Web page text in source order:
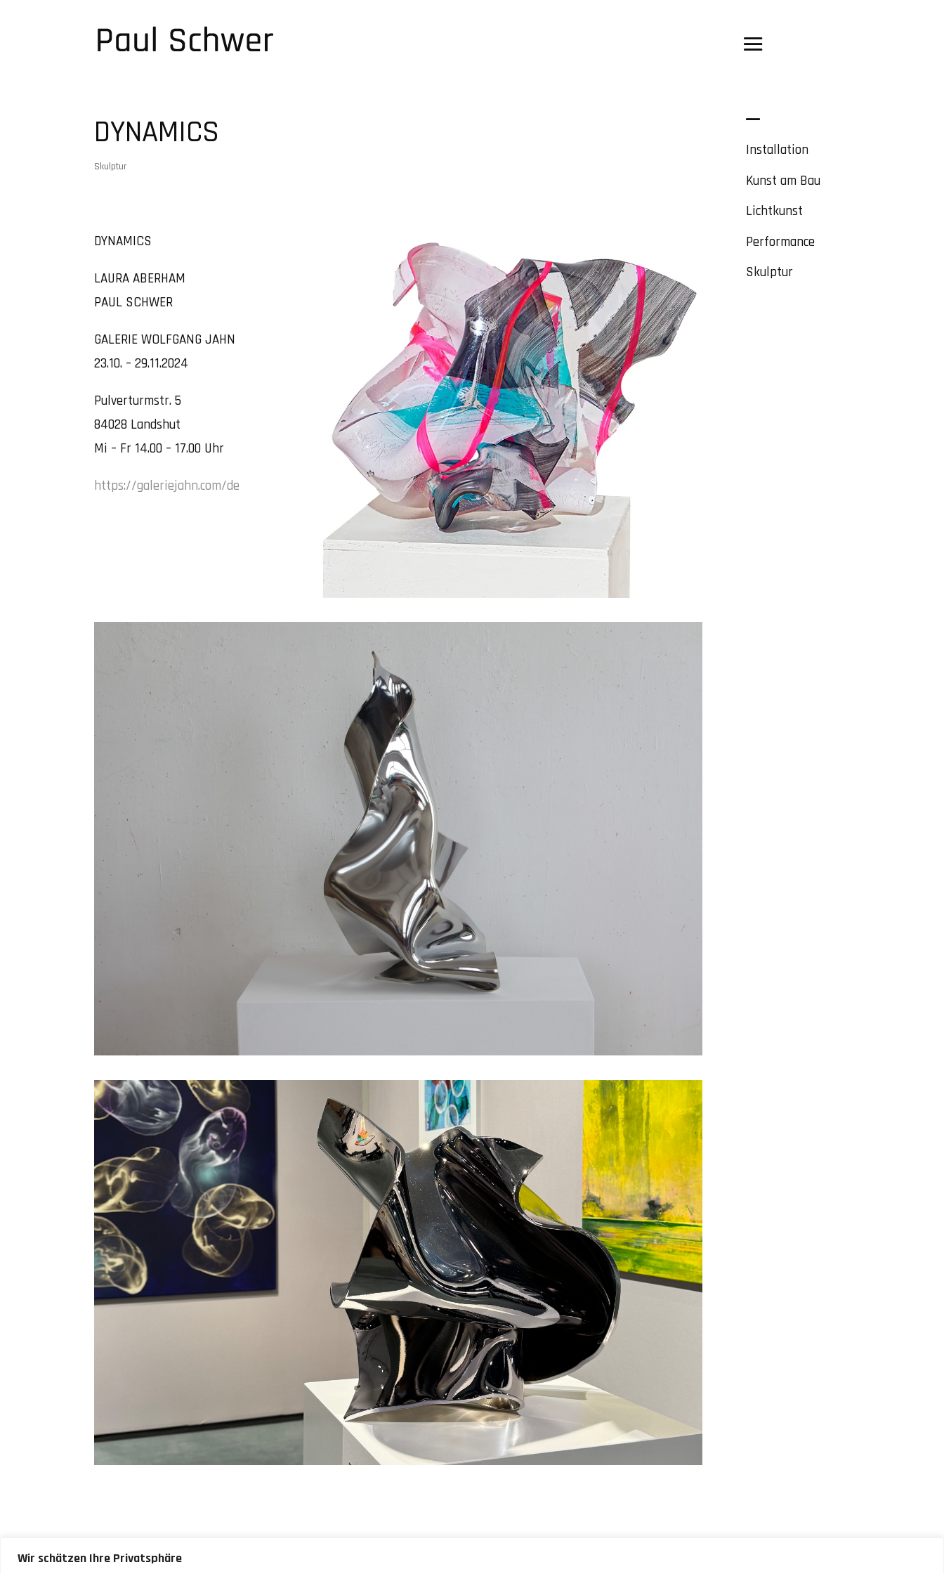
Wir schätzen Ihre Privatsphäre
DYNAMICS
Skulptur
DYNAMICS
LAURA ABERHAM
PAUL SCHWER
GALERIE WOLFGANG JAHN
23.10. – 29.11.2024
Pulverturmstr. 5
84028 Landshut
Mi – Fr 14.00 – 17.00 Uhr
https://galeriejahn.com/de
Installation
Kunst am Bau
Lichtkunst
Performance
Skulptur